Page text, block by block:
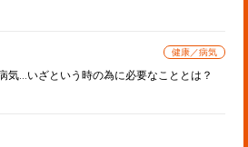
健康／病気
気…いざという時の為に必要なこととは？